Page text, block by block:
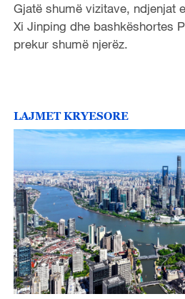
V
e
Gjatë shumë vizitave, ndjenjat
Xi Jinping dhe bashkëshortes
prekur shumë njerëz.
LAJMET KRYESORE